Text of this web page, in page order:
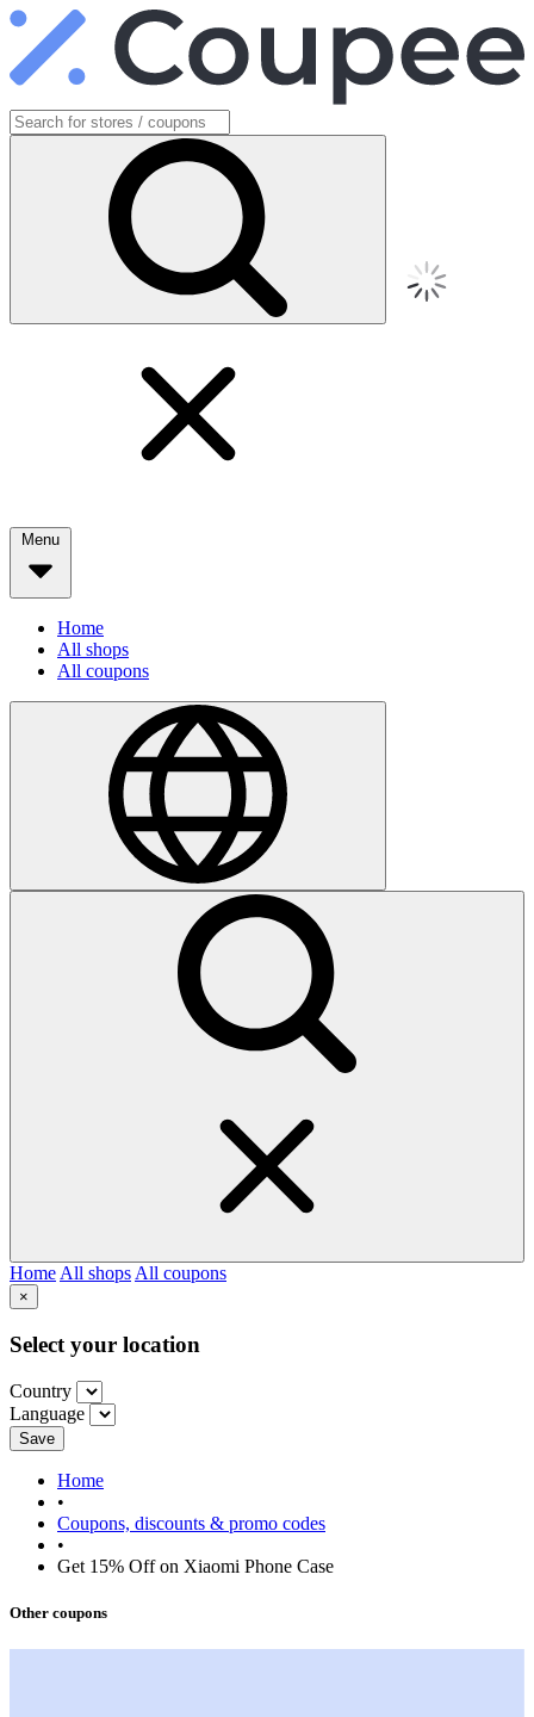
Menu
Home
All shops
All coupons
Home All shops All coupons
×
Select your location
Country
Language
Save
Home
•
Coupons, discounts & promo codes
•
Get 15% Off on Xiaomi Phone Case
Other coupons